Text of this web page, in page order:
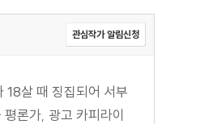
관심작가 알림신청
18살 때 징집되어 서부
론가, 광고 카피라이